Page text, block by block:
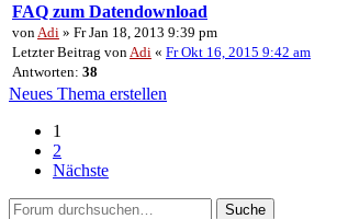
FAQ zum Datendownload
von Adi » Fr Jan 18, 2013 9:39 pm
Letzter Beitrag von Adi « Fr Okt 16, 2015 9:42 am
Antworten: 38
Neues Thema erstellen
1
2
Nächste
Suche